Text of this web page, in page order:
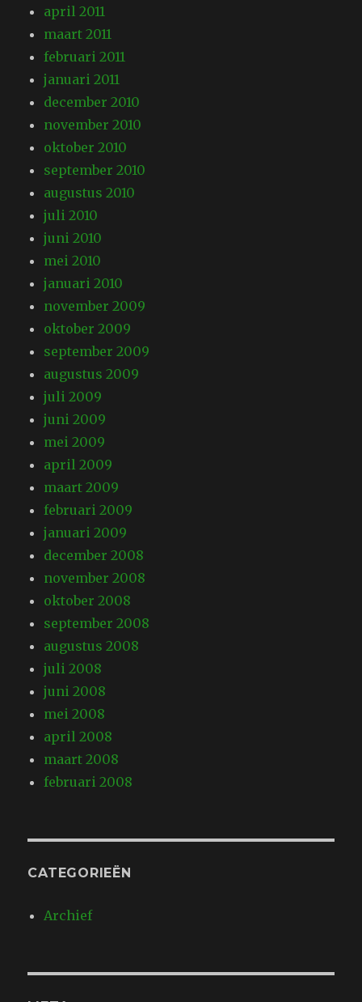
april 2011
maart 2011
februari 2011
januari 2011
december 2010
november 2010
oktober 2010
september 2010
augustus 2010
juli 2010
juni 2010
mei 2010
januari 2010
november 2009
oktober 2009
september 2009
augustus 2009
juli 2009
juni 2009
mei 2009
april 2009
maart 2009
februari 2009
januari 2009
december 2008
november 2008
oktober 2008
september 2008
augustus 2008
juli 2008
juni 2008
mei 2008
april 2008
maart 2008
februari 2008
CATEGORIEËN
Archief